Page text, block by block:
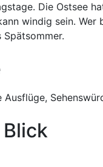
Die Ostsee
windig sein. Wer